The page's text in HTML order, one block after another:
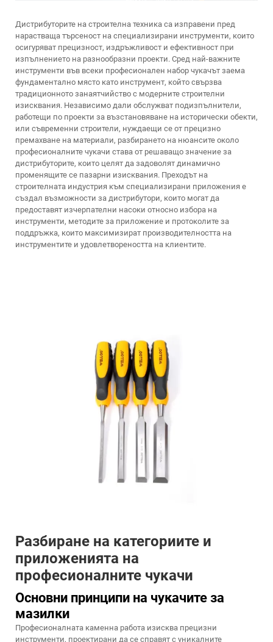
Дистрибуторите на строителна техника са изправени пред
нарастваща търсеност на специализирани инструменти, които
осигуряват прецизност, издръжливост и ефективност при
изпълнението на разнообразни проекти. Сред най-важните
инструменти във всеки професионален набор чукачът заема
фундаментално място като инструмент, който свързва
традиционното занаятчийство с модерните строителни
изисквания. Независимо дали обслужват подизпълнители,
работещи по проекти за възстановяване на исторически обекти,
или съвременни строители, нуждаещи се от прецизно
премахване на материали, разбирането на нюансите около
професионалните чукачи става от решаващо значение за
дистрибуторите, които целят да задоволят динамично
променящите се пазарни изисквания. Преходът на
строителната индустрия към специализирани приложения е
създал възможности за дистрибутори, които могат да
предоставят изчерпателни насоки относно избора на
инструменти, методите за приложение и протоколите за
поддръжка, които максимизират производителността на
инструментите и удовлетвореността на клиентите.
Разбиране на категориите и
приложенията на
професионалните чукачи
Основни принципи на чукачите за
мазилки
Професионалната каменна работа изисква прецизни
инструменти, проектирани да се справят с уникалните